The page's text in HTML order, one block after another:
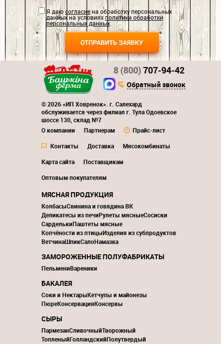
Я даюсогласиена обработку персональных
данных на условияхполитики обработки
персональных данных.
© 2026 «ИП Ховренок». г. Салехард
обслуживается через филиал г. Тула Одоевское
шоссе 130, склад №7
О компании
Партнерам
Прайс-лист
Контакты
Доставка
Мясокомбинаты
Карта сайта
Поставщикам
Оптовым покупателям
8 (800)707-94-42
Обратный звонок
МЯСНАЯ ПРОДУКЦИЯ
КолбасыСвинина и говядина ВК
Деликатесы из печиРулеты мясныеСосиски
СарделькиПаштеты мясные
Копчёности из птицыИзделия из субпродуктов
ВетчинаШпикСалоНамазка
ЗАМОРОЖЕННЫЕ ПОЛУФАБРИКАТЫ
ПельмениВареники
БАКАЛЕЯ
Соки и НектарыКетчупы и майонезы
ПюреКонсервацияКонсервы
СЫРЫ
ПармезанСливочныйТворожный
ТопленыйГолландскийПолутвердый